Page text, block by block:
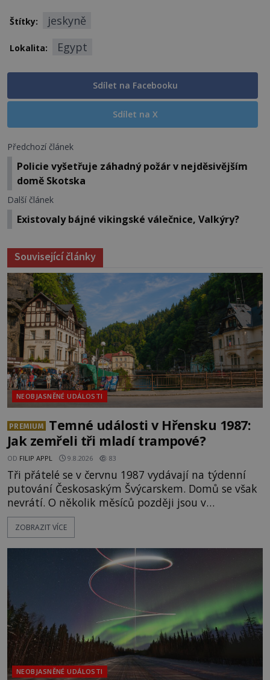
Štítky: jeskyně
Lokalita: Egypt
Sdílet na Facebooku
Sdílet na X
Předchozí článek
Policie vyšetřuje záhadný požár v nejděsivějším
domě Skotska
Další článek
Existovaly bájné vikingské válečnice, Valkýry?
Související články
NEOBJASNĚNÉ UDÁLOSTI
PREMIUM
Temné události v Hřensku 1987:
Jak zemřeli tři mladí trampové?
OD FILIP APPL 9.8.2026 83
Tři přátelé se v červnu 1987 vydávají na týdenní
putování Českosaským Švýcarskem. Domů se však
nevrátí. O několik měsíců později jsou v
nepřístupných skalách u Hřenska nalezeny jejich
kostry – a s nimi stopy, které se jen obtížně slučují
přírodní živel, neznámý útočník, nebo někdo, koho
tehdejší režim nechtěl odhalit? [gallery
ids="171131,171132,1711
ZOBRAZIT VÍCE
NEOBJASNĚNÉ UDÁLOSTI